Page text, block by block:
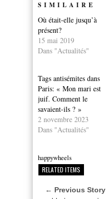
SIMILAIRE
Où était-elle jusqu’à
présent?
15 mai 2019
Dans "Actualités"
Tags antisémites dans
Paris: « Mon mari est
juif. Comment le
savaient-ils ? »
2 novembre 2023
Dans "Actualités"
happywheels
RELATED ITEMS
← Previous Story